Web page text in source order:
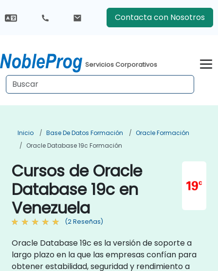
Contacta con Nosotros
Servicios Corporativos
Inicio Base De Datos Formación
Oracle Formación
Oracle Database 19c Formación
Cursos de Oracle
Database 19c en
Venezuela
(2 Reseñas)
Oracle Database 19c es la versión de soporte a
largo plazo en la que las empresas confían para
obtener estabilidad, seguridad y rendimiento a